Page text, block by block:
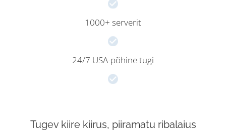
1000+ serverit
24/7 USA-põhine tugi
Tugev kiire kiirus, piiramatu ribalaius